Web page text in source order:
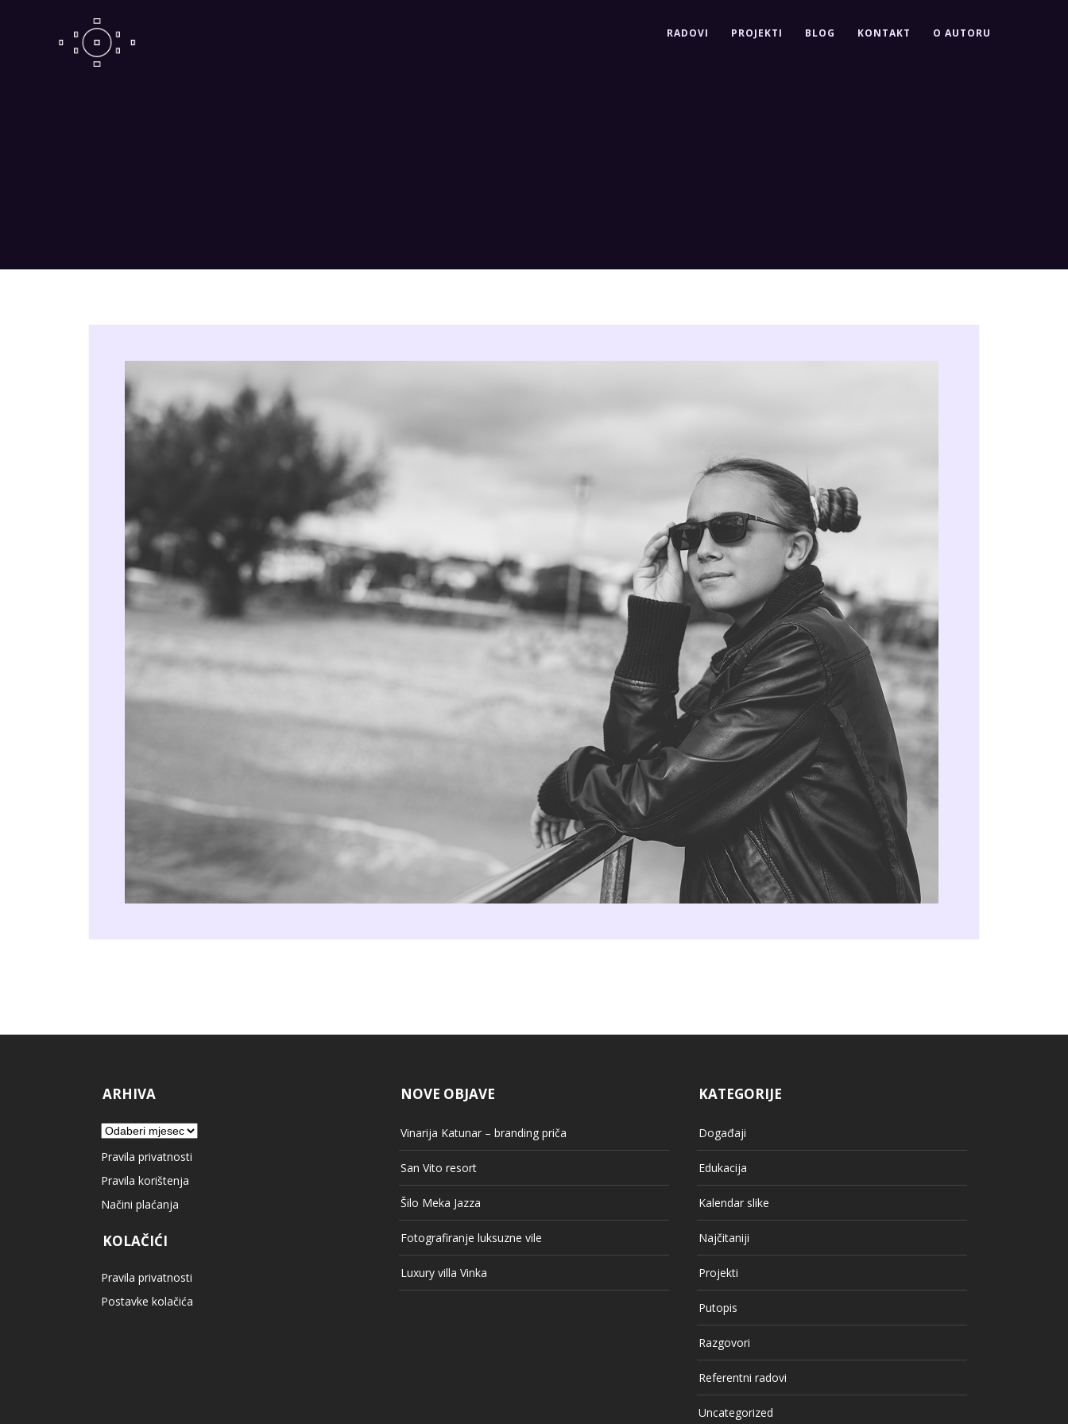
RADOVI PROJEKTI BLOG KONTAKT O AUTORU
ARHIVA
Arhiva
Pravila privatnosti
Pravila korištenja
Načini plaćanja
KOLAČIĆI
Pravila privatnosti
Postavke kolačića
NOVE OBJAVE
Vinarija Katunar – branding priča
San Vito resort
Šilo Meka Jazza
Fotografiranje luksuzne vile
Luxury villa Vinka
KATEGORIJE
Događaji
Edukacija
Kalendar slike
Najčitaniji
Projekti
Putopis
Razgovori
Referentni radovi
Uncategorized